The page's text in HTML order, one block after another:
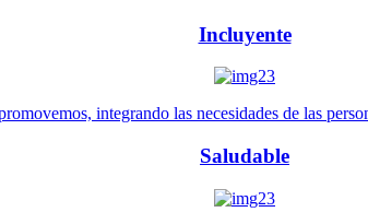
Incluyente
integrando las necesidades de las
Saludable